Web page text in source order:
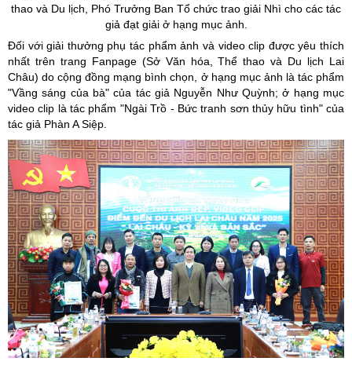
thao và Du lịch, Phó Trưởng Ban Tổ chức trao giải Nhì cho các tác
giả đạt giải ở hạng mục ảnh.
Đối với giải thưởng phụ tác phẩm ảnh và video clip được yêu thích
nhất trên trang Fanpage (Sở Văn hóa, Thể thao và Du lịch Lai
Châu) do cộng đồng mạng bình chọn, ở hạng mục ảnh là tác phẩm
"Vầng sáng của bà" của tác giả Nguyễn Như Quỳnh; ở hạng mục
video clip là tác phẩm "Ngài Trồ - Bức tranh sơn thủy hữu tình" của
tác giả Phàn A Siệp.